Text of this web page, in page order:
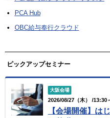
PCA Hub
OBC給与奉行クラウド
ピックアップセミナー
大阪会場
2026/08/27（木） /13:30
【会場開催】は